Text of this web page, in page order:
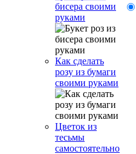
бисера своими
руками
Как сделать
розу из бумаги
своими руками
Цветок из
тесьмы
самостоятельно